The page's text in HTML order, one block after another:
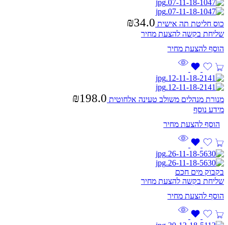
כוס חליטת תה אישית ₪34.0
שליחת בקשה להצעת מחיר
מנורת מנהלים משולב טעינה אלחוטית ₪198.0
מידע נוסף
בקבוק מים חכם
שליחת בקשה להצעת מחיר